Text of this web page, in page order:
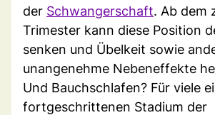
der Schwangerschaft. Ab dem
Trimester kann diese Position
senken und Übelkeit sowie
unangenehme Nebeneffekte
Und Bauchschlafen? Für viele
fortgeschrittenen Stadium der